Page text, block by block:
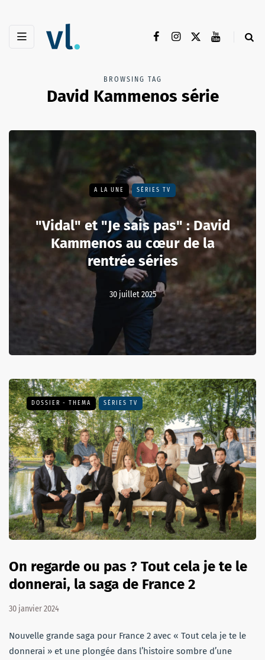
BROWSING TAG
David Kammenos série
A LA UNE SÉRIES TV
"Vidal" et "Je sais pas" : David
Kammenos au cœur de la
rentrée séries
30 juillet 2025
DOSSIER - THEMA SÉRIES TV
On regarde ou pas ? Tout cela je te le
donnerai, la saga de France 2
30 janvier 2024
Nouvelle grande saga pour France 2 avec « Tout cela je te le
donnerai » et une plongée dans l’histoire sombre d’une